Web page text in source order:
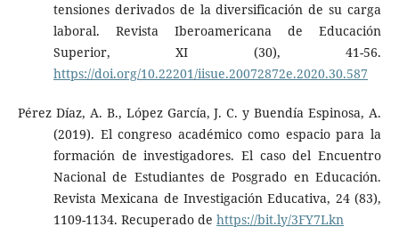
tensiones derivados de la diversificación de su carga
laboral. Revista Iberoamericana de Educación
Superior, XI (30), 41-56.
https://doi.org/10.22201/iisue.20072872e.2020.30.587
Pérez Díaz, A. B., López García, J. C. y Buendía Espinosa, A.
(2019). El congreso académico como espacio para la
formación de investigadores. El caso del Encuentro
Nacional de Estudiantes de Posgrado en Educación.
Revista Mexicana de Investigación Educativa, 24 (83),
1109-1134. Recuperado de https://bit.ly/3FY7Lkn